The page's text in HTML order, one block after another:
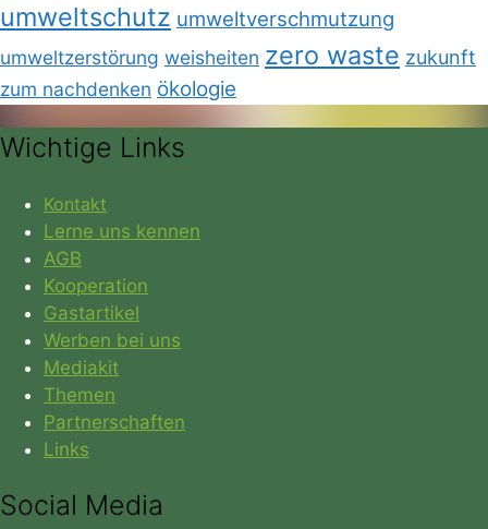
umweltschutz umweltverschmutzung
umweltzerstörung weisheiten zero waste zukunft
zum nachdenken ökologie
Wichtige Links
Kontakt
Lerne uns kennen
AGB
Kooperation
Gastartikel
Werben bei uns
Mediakit
Themen
Partnerschaften
Links
Social Media